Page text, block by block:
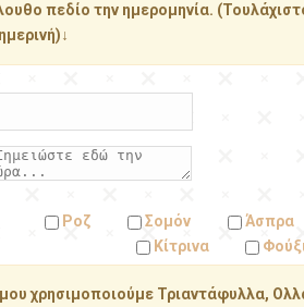
πεδίο την ημερομηνία.
Ροζ Σομόν Άσπρα
Κίτρινα
χρησιμοποιούμε Τριαντάφυλλα,